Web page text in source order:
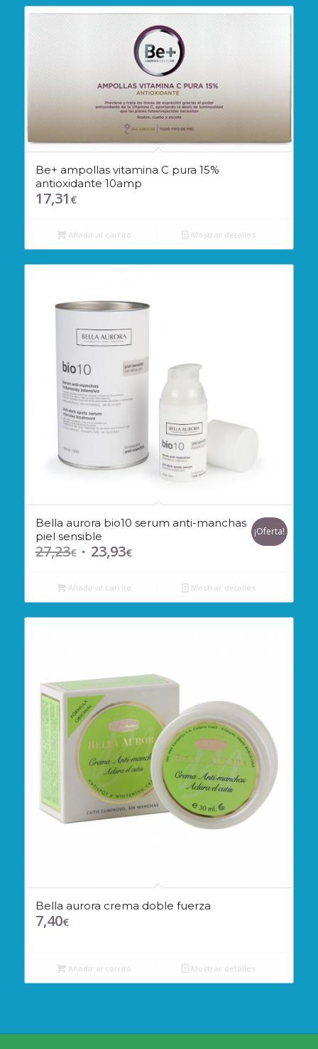
Be+ ampollas vitamina C pura 15%
antioxidante 10amp
17,31 €
Añadir al carrito Mostrar detalles
Bella aurora bio10 serum anti-manchas
piel sensible
27,23€ El
original
era:
27,23€.
23,93€El
es:
23,93€.
¡Oferta!
Añadir al carrito Mostrar detalles
Bella aurora crema doble fuerza
7,40€
Añadir al carrito Mostrar detalles